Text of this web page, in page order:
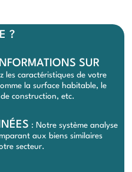
?
SUR
les caractéristiques de votre
la surface habitable, le
construction, etc.
: Notre système analyse
aux biens similaires
secteur.